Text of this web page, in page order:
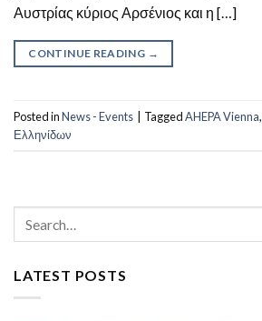
Αυστρίας κύριος Αρσένιος και η […]
CONTINUE READING →
Posted inNews - Events TaggedAHEPA Vienna,
Ελληνίδων
LATEST POSTS